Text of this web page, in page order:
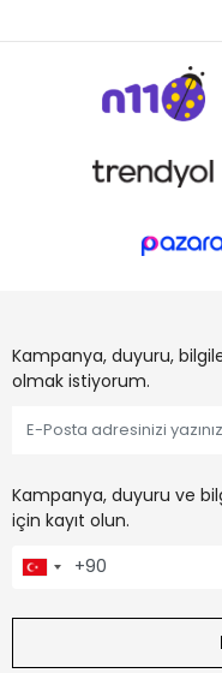
Kampanya, duyuru,
olmak istiyorum.
Kampanya, duyuru ve
için kayıt olun.